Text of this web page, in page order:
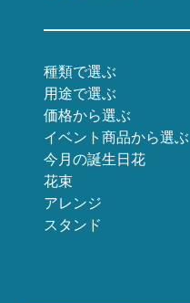
種類で選ぶ
用途で選ぶ
価格から選ぶ
イベント商品から選ぶ
今月の誕生日花
花束
アレンジ
スタンド